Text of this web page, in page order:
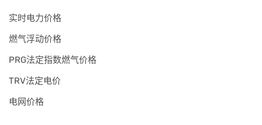
实时电力价格
燃气浮动价格
PRG法定指数燃气价格
TRV法定电价
电网价格